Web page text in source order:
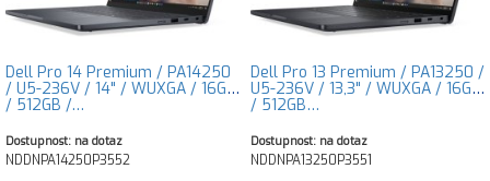
Dell Pro 14 Premium / PA14250
/ U5-236V / 14" / WUXGA / 16GB
/ 512GB /…
Dostupnost: na dotaz
NDDNPA14250P3552
Dell Pro 13 Premium / PA13250 /
U5-236V / 13,3" / WUXGA / 16GB
/ 512GB…
Dostupnost: na dotaz
NDDNPA13250P3551